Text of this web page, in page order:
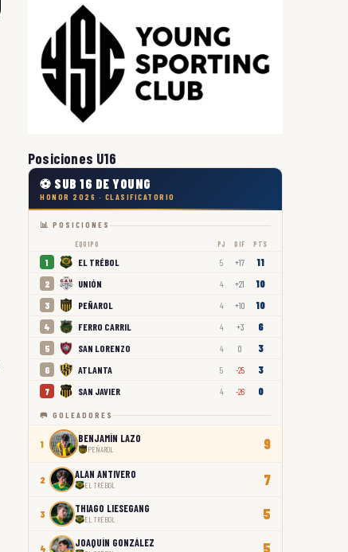
Posiciones U16
⚽ SUB 16 DE YOUNG
HONOR 2026 · CLASIFICATORIO
📊 POSICIONES
EQUIPO PJ DIF PTS
1 EL TRÉBOL 5 +17 11
2 UNIÓN 4 +21 10
3 PEÑAROL 4 +10 10
4 FERRO CARRIL 4 +3 6
5 SAN LORENZO 4 0 3
6 ATLANTA 5 -25 3
7 SAN JAVIER 4 -26 0
🥅 GOLEADORES
1 BENJAMÍN LAZO
PEÑAROL 9
2 ALAN ANTIVERO
EL TRÉBOL 7
3 THIAGO LIESEGANG
EL TRÉBOL 5
4 JOAQUÍN GONZÁLEZ 5